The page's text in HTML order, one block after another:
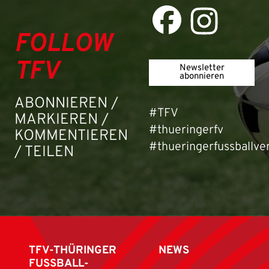
FOLLOW
TFV
ABONNIEREN /
MARKIEREN /
KOMMENTIEREN
/ TEILEN
Newsletter
abonnieren
#TFV
#thueringerfv
TFV-THÜRINGER
FUSSBALL-
NEWS